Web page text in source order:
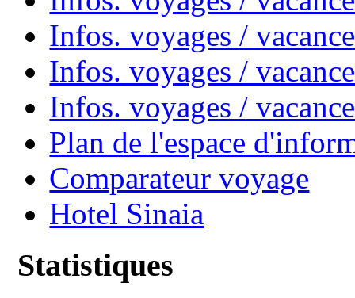
Infos. voyages /
Infos. voyages /
Infos. voyages /
Plan de l'espace
Comparateur voyage
Hotel Sinaia
Statistiques